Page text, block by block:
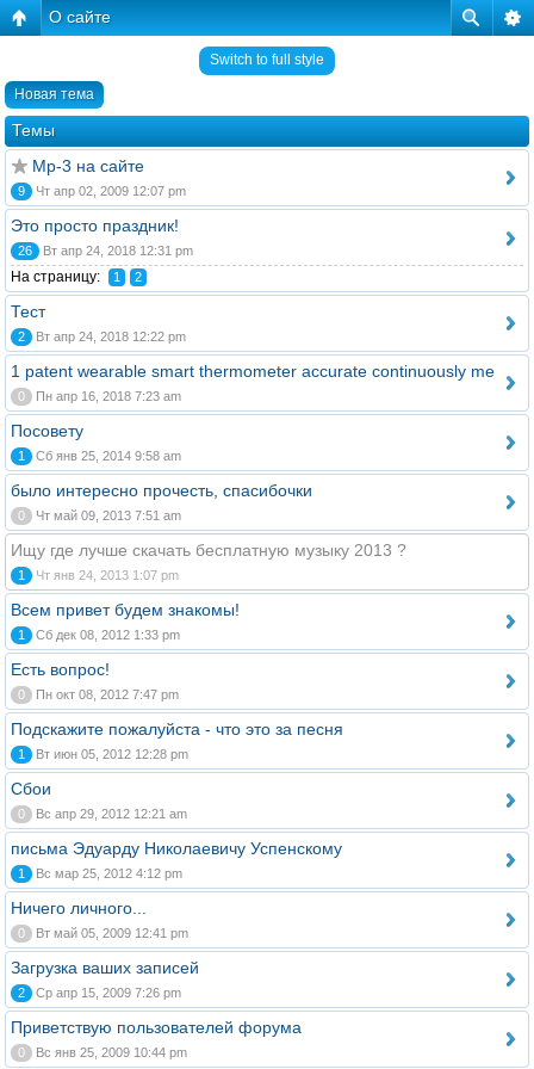
О сайте
Switch to full style
Новая тема
Темы
Mp-3 на сайте
9 Чт апр 02, 2009 12:07 pm
Это просто праздник!
26 Вт апр 24, 2018 12:31 pm
На страницу: 1 2
Тест
2 Вт апр 24, 2018 12:22 pm
1 patent wearable smart thermometer accurate continuously me
0 Пн апр 16, 2018 7:23 am
Посовету
1 Сб янв 25, 2014 9:58 am
было интересно прочесть, спасибочки
0 Чт май 09, 2013 7:51 am
Ищу где лучше скачать бесплатную музыку 2013 ?
1 Чт янв 24, 2013 1:07 pm
Всем привет будем знакомы!
1 Сб дек 08, 2012 1:33 pm
Есть вопрос!
0 Пн окт 08, 2012 7:47 pm
Подскажите пожалуйста - что это за песня
1 Вт июн 05, 2012 12:28 pm
Сбои
0 Вс апр 29, 2012 12:21 am
письма Эдуарду Николаевичу Успенскому
1 Вс мар 25, 2012 4:12 pm
Ничего личного...
0 Вт май 05, 2009 12:41 pm
Загрузка ваших записей
2 Ср апр 15, 2009 7:26 pm
Приветствую пользователей форума
0 Вс янв 25, 2009 10:44 pm